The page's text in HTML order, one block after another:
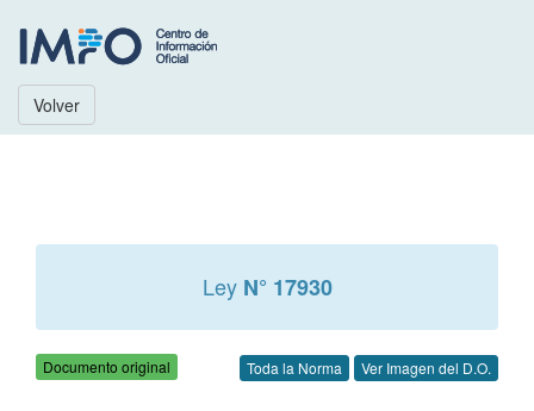
Volver
Ley N° 17930
Documento original Toda la Norma Ver Imagen del D.O.